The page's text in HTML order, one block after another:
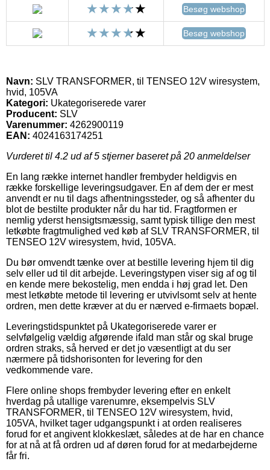
Besøg webshop
Besøg webshop
Navn: SLV TRANSFORMER, til TENSEO 12V wiresystem,
hvid, 105VA
Kategori: Ukategoriserede varer
Producent: SLV
Varenummer: 4262900119
EAN: 4024163174251
Vurderet til 4.2 ud af 5 stjerner baseret på 20 anmeldelser
En lang række internet handler frembyder heldigvis en
række forskellige leveringsudgaver. En af dem der er mest
anvendt er nu til dags afhentningssteder, og så afhenter du
blot de bestilte produkter når du har tid. Fragtformen er
nemlig yderst hensigtsmæssig, samt typisk tillige den mest
letkøbte fragtmulighed ved køb af SLV TRANSFORMER, til
TENSEO 12V wiresystem, hvid, 105VA.
Du bør omvendt tænke over at bestille levering hjem til dig
selv eller ud til dit arbejde. Leveringstypen viser sig af og til
en kende mere bekostelig, men endda i høj grad let. Den
mest letkøbte metode til levering er utvivlsomt selv at hente
ordren, men dette kræver at du er nærved e-firmaets bopæl.
Leveringstidspunktet på Ukategoriserede varer er
selvfølgelig vældig afgørende ifald man står og skal bruge
ordren straks, så herved er det jo væsentligt at du ser
nærmere på tidshorisonten for levering for den
vedkommende vare.
Flere online shops frembyder levering efter en enkelt
hverdag på utallige varenumre, eksempelvis SLV
TRANSFORMER, til TENSEO 12V wiresystem, hvid,
105VA, hvilket tager udgangspunkt i at orden realiseres
forud for et angivent klokkeslæt, således at de har en chance
for at nå at få ordren ud af døren forud for at medarbejderne
får fri.